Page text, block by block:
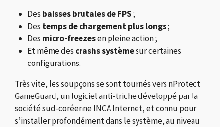
Desbaisses brutales de FPS;
Destemps de chargement plus longs;
Desmicro-freezesen pleine action ;
Et même descrashs systèmesur certaines
configurations.
Très vite, les soupçons se sont tournés vers nProtect
GameGuard, un logiciel anti-triche développé par la
société sud-coréenne INCA Internet, et connu pour
s’installer profondément dans le système, au niveau